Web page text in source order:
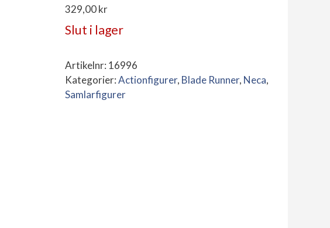
329,00kr
Slut i lager
Artikelnr: 16996
Kategorier:Actionfigurer, Blade Runner, Neca,
Samlarfigurer